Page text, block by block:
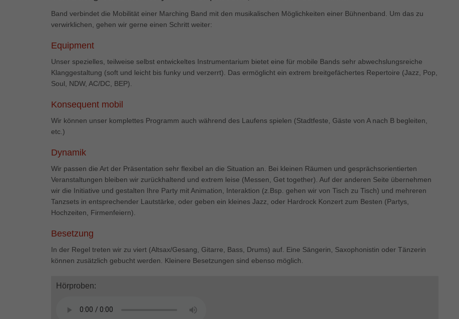
Band verbindet die Mobilität einer Marching Band mit den musikalischen Möglichkeiten einer Bühnenband. Um das zu
verwirklichen, gehen wir gerne einen Schritt weiter:
Equipment
Unser spezielles, teilweise selbst entwickeltes Instrumentarium bietet eine für mobile Bands sehr abwechslungsreiche
Klanggestaltung (soft und leicht bis funky und verzerrt). Das ermöglicht ein extrem breitgefächertes Repertoire (Jazz, Pop,
Soul, NDW, AC/DC, BEP).
Konsequent mobil
Wir können unser komplettes Programm auch während des Laufens spielen (Stadtfeste, Gäste von A nach B begleiten,
etc.)
Dynamik
Wir passen die Art der Präsentation sehr flexibel an die Situation an. Bei kleinen Räumen und gesprächsorientierten
Veranstaltungen bleiben wir zurückhaltend und extrem leise (Messen, Get together). Auf der anderen Seite übernehmen
wir die Initiative und gestalten Ihre Party mit Animation, Interaktion (z.Bsp. gehen wir von Tisch zu Tisch) und mehreren
Tanzsets in entsprechender Lautstärke, oder geben ein kleines Jazz, oder Hardrock Konzert zum Besten (Partys,
Hochzeiten, Firmenfeiern).
Besetzung
In der Regel treten wir zu viert (Altsax/Gesang, Gitarre, Bass, Drums) auf. Eine Sängerin, Saxophonistin oder Tänzerin
können zusätzlich gebucht werden. Kleinere Besetzungen sind ebenso möglich.
Hörproben:
Essenziell (1)
Essenzielle Cookies ermöglichen grundlegende Funktionen und sind für die einwandfreie
Funktion der Website erforderlich.
Marketing (1)
Marketing-Cookies werden von Drittanbietern oder Publishern verwendet, um personalisierte
Externe Medien (5)
Cookie-Informationen anzeigen
powered by Borlabs Cookie